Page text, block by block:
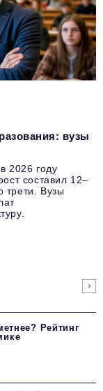
вузы
2026 году
составил 12–
трети. Вузы
Рейтинг